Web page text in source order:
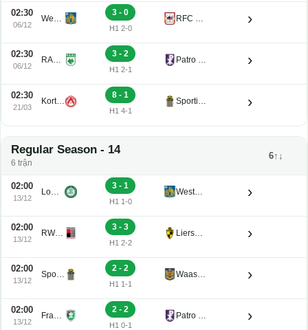
02:30
06/12
Westerlo U21
3 - 0
H1 2-0
RFC de Liege U21 ›
02:30
06/12
RAAL La Louviere U21
3 - 2
H1 2-1
Patro Eisden U21 ›
02:30
21/03
Kortrijk U21
8 - 1
H1 4-1
Sporting Charleroi II ›
Regular Season - 14
6 trận
6↑↓
02:00
13/12
Lommel U21
3 - 1
H1 1-0
Westerlo U21 ›
02:00
13/12
RWDM U21
3 - 3
H1 2-2
Lierse K. U21 ›
02:00
13/12
Sporting Charleroi II
2 - 2
H1 1-1
Waasland-Beveren U21 ›
02:00
13/12
Francs Borains U21
2 - 2
H1 0-1
Patro Eisden U21 ›